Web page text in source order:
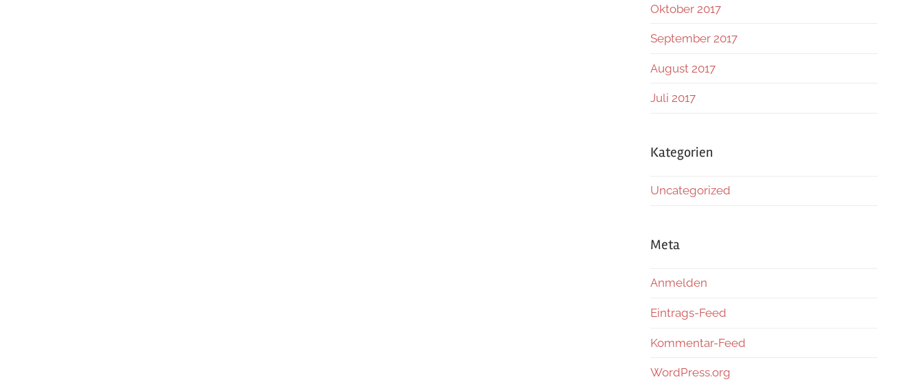
Oktober 2017
September 2017
August 2017
Juli 2017
Kategorien
Uncategorized
Meta
Anmelden
Eintrags-Feed
Kommentar-Feed
WordPress.org